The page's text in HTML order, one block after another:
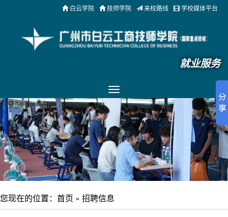
学校媒体平台
来校路线
技师学院
白云学院
就业服务
您现在的位置： 首页 » 招聘信息